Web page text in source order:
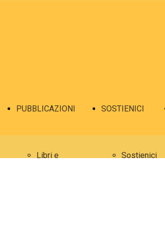
PUBBLICAZIONI
Libri e
SOSTIENICI
Sostienici